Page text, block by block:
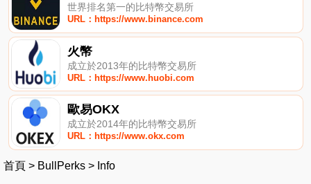
世界排名第一的比特幣交易所
URL：https://www.binance.com
火幣
成立於2013年的比特幣交易所
URL：https://www.huobi.com
歐易OKX
成立於2014年的比特幣交易所
URL：https://www.okx.com
首頁 > BullPerks > Info